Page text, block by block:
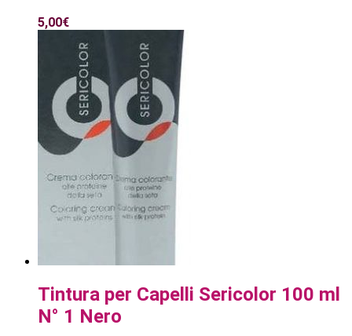
5,00€
Tintura per Capelli Sericolor 100 ml
N° 1 Nero